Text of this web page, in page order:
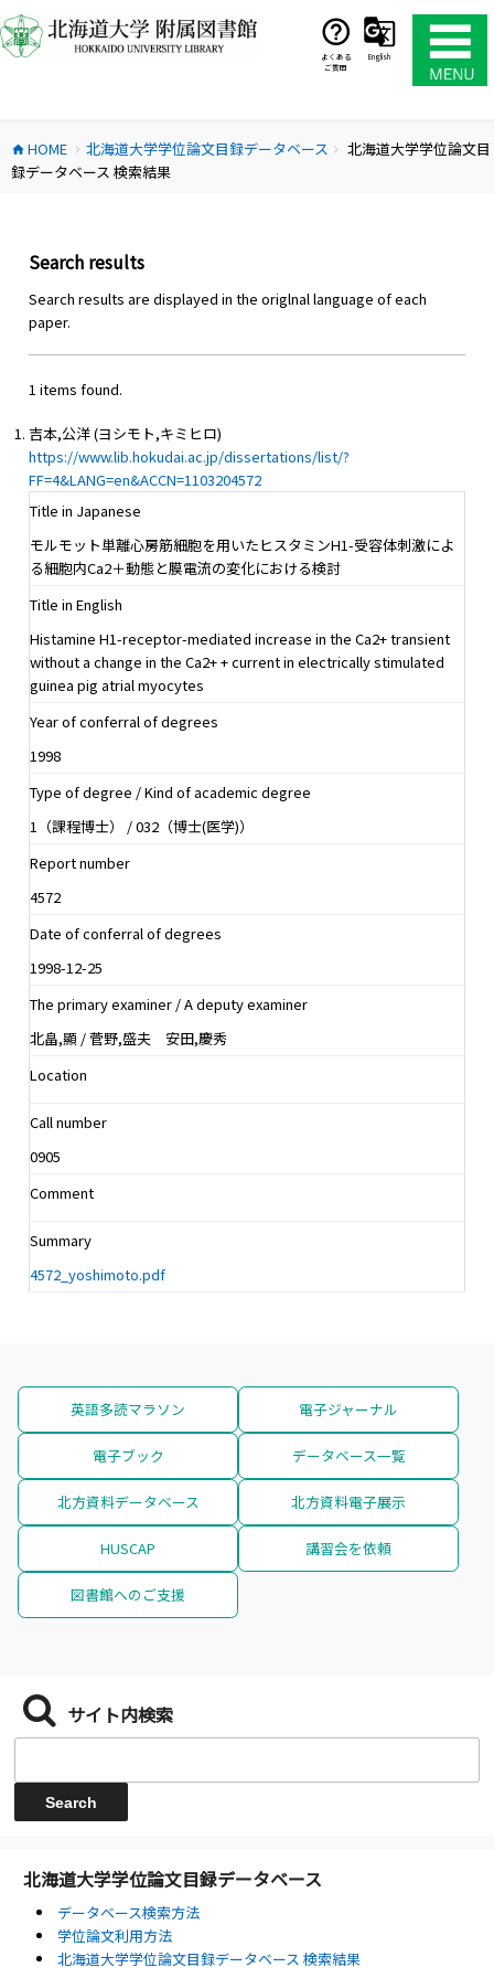
ン
テ
ス
キ
よくある
ご質問
English
home HOME chevron_right 北海道大学学位論文目録データベース chevron_right
北海道大学学位論文目
録データベース 検索結果
Search results
Search results are displayed in the origlnal language of each
paper.
1 items found.
吉本,公洋 (ヨシモト,キミヒロ)
https://www.lib.hokudai.ac.jp/dissertations/list/?
FF=4&LANG=en&ACCN=1103204572
Title in Japanese
モルモット単離心房筋細胞を用いたヒスタミンH1-受容体刺激によ
る細胞内Ca2＋動態と膜電流の変化における検討
Title in English
Histamine H1-receptor-mediated increase in the Ca2+ transient
without a change in the Ca2+ + current in electrically stimulated
guinea pig atrial myocytes
Year of conferral of degrees
1998
Type of degree / Kind of academic degree
1（課程博士） / 032（博士(医学)）
Report number
4572
Date of conferral of degrees
1998-12-25
The primary examiner / A deputy examiner
北畠,顯 / 菅野,盛夫 安田,慶秀
Location
Call number
0905
Comment
Summary
4572_yoshimoto.pdf
英語多読マラソン 電子ジャーナル
電子ブック データベース一覧
北方資料データベース 北方資料電子展示
HUSCAP 講習会を依頼
図書館へのご支援
サイト内検索
北海道大学学位論文目録データベース
データベース検索方法
学位論文利用方法
北海道大学学位論文目録データベース 検索結果